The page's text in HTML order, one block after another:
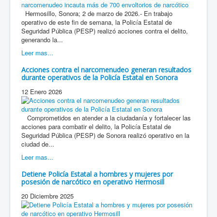
Hermosillo, Sonora; 2 de marzo de 2026.- En trabajo
operativo de este fin de semana, la Policía Estatal de
Seguridad Pública (PESP) realizó acciones contra el delito,
generando la...
Leer mas...
Acciones contra el narcomenudeo generan resultados
durante operativos de la Policía Estatal en Sonora
12 Enero 2026
Comprometidos en atender a la ciudadanía y fortalecer las
acciones para combatir el delito, la Policía Estatal de
Seguridad Pública (PESP) de Sonora realizó operativo en la
ciudad de...
Leer mas...
Detiene Policía Estatal a hombres y mujeres por
posesión de narcótico en operativo Hermosill
20 Diciembre 2025